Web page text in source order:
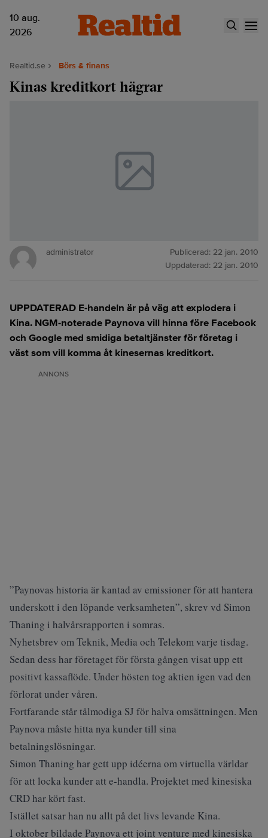
10 aug.
2026
Realtid.se Börs & finans
Kinas kreditkort hägrar
administrator Publicerad: 22 jan. 2010
Uppdaterad: 22 jan. 2010
UPPDATERAD E-handeln är på väg att explodera i
Kina. NGM-noterade Paynova vill hinna före Facebook
och Google med smidiga betaltjänster för företag i
väst som vill komma åt kinesernas kreditkort.
ANNONS
”Paynovas historia är kantad av emissioner för att hantera
underskott i den löpande verksamheten”, skrev vd Simon
Thaning i halvårsrapporten i somras.
Nyhetsbrev om Teknik, Media och Telekom varje tisdag.
Sedan dess har företaget för första gången visat upp ett
positivt kassaflöde. Under hösten tog aktien igen vad den
förlorat under våren.
Fortfarande står tålmodiga SJ för halva omsättningen. Men
Paynova måste hitta nya kunder till sina
betalningslösningar.
Simon Thaning har gett upp idéerna om virtuella världar
för att locka kunder att e-handla. Projektet med kinesiska
CRD har kört fast.
Istället satsar han nu allt på det livs levande Kina.
I oktober bildade Paynova ett joint venture med kinesiska